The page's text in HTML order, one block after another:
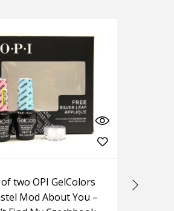
two OPI GelColors
Mod About You –